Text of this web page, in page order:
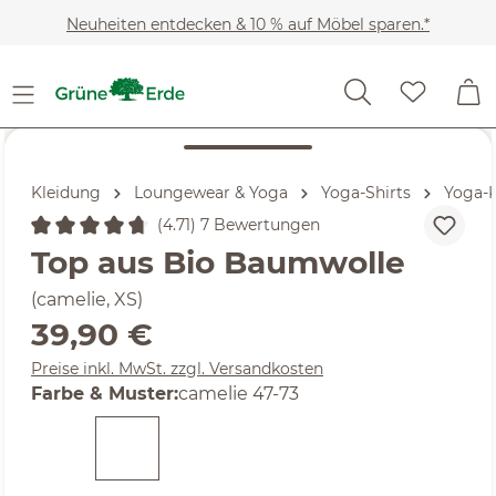
Zum Hauptinhalt springen
Neuheiten entdecken & 10 % auf Möbel sparen.*
Kleidung Loungewear & Yoga Yoga-Shirts Yoga-
Durchschnittliche Bewertung von 4.71 von 5 Sternen
(4.71) 7 Bewertungen
Top aus Bio Baumwolle
(camelie, XS)
Regulärer Preis:
39,90 €
Preise inkl. MwSt. zzgl. Versandkosten
Farbe & Musterauswählen
:camelie 47-73